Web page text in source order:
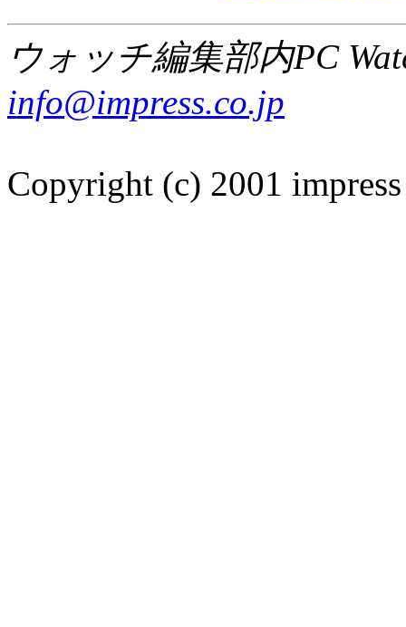
ウォッチ編集部内PC
info@impress.co.jp
Copyright (c) 2001